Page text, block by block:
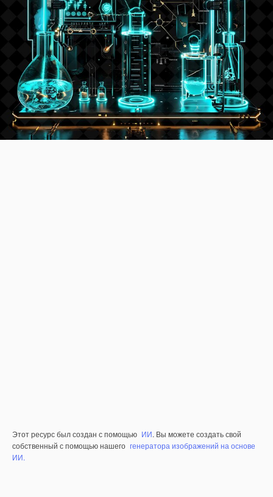
Этот ресурс был создан с помощью ИИ. Вы можете создать свой
собственный с помощью нашего генератора изображений на основе
ИИ.